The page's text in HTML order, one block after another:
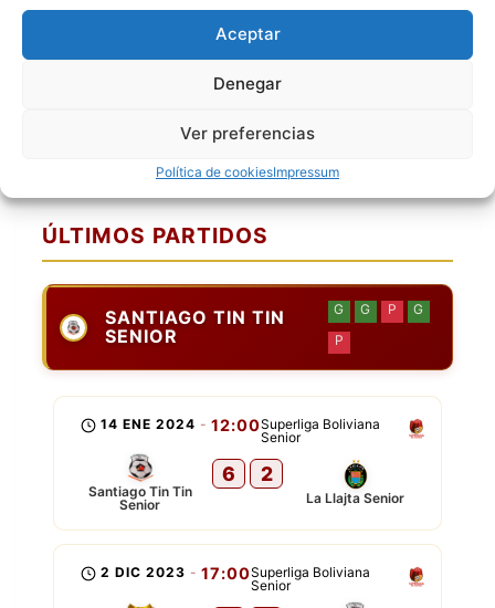
Aceptar
Denegar
Ver preferencias
Política de cookiesImpressum
[5] Ronald Soliz M
[20] Alvaro Hidalgo T
[22] Marcelo Rene Almanza
ÚLTIMOS PARTIDOS
SANTIAGO TIN TIN
SENIOR
G G P
G
P
Superliga Boliviana
Senior
14 ENE 2024 - 12:00
Santiago Tin Tin
Senior
6 2
La Llajta Senior
Superliga Boliviana
Senior
2 DIC 2023 - 17:00